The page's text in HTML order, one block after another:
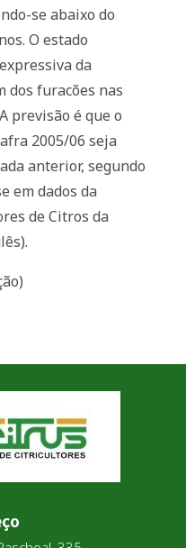
se abaixo do
O estado
da
dos furacões nas
previsão é que o
2005/06 seja
anterior, segundo
em dados da
de Citros da